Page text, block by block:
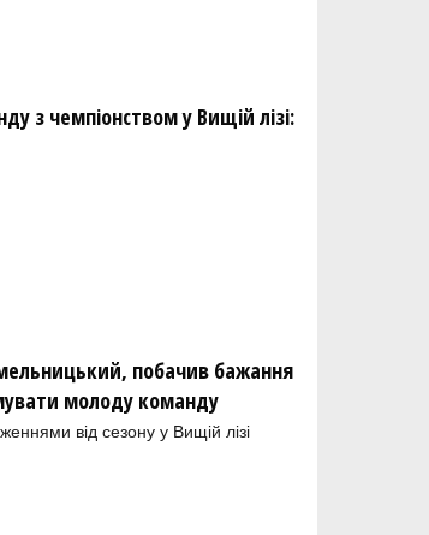
з чемпіонством у Вищій лізі:
побачив бажання
молоду команду
від сезону у Вищій лізі